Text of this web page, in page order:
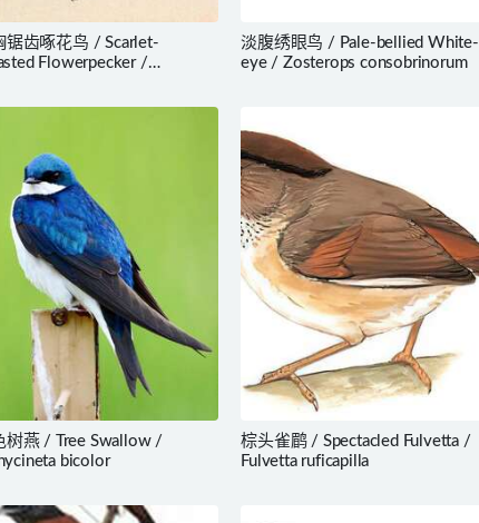
锯齿啄花鸟 / Scarlet-
Flowerpecker /
淡腹绣眼鸟 / Pale-bellied White-
eye / Zosterops consobrinorum
树燕 / Tree Swallow /
bicolor
棕头雀鹛 / Spectacled Fulvetta /
Fulvetta ruficapilla